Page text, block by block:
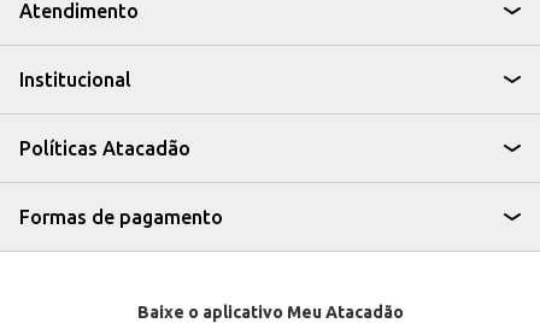
Atendimento
Institucional
Políticas Atacadão
Formas de pagamento
Baixe o aplicativo Meu Atacadão